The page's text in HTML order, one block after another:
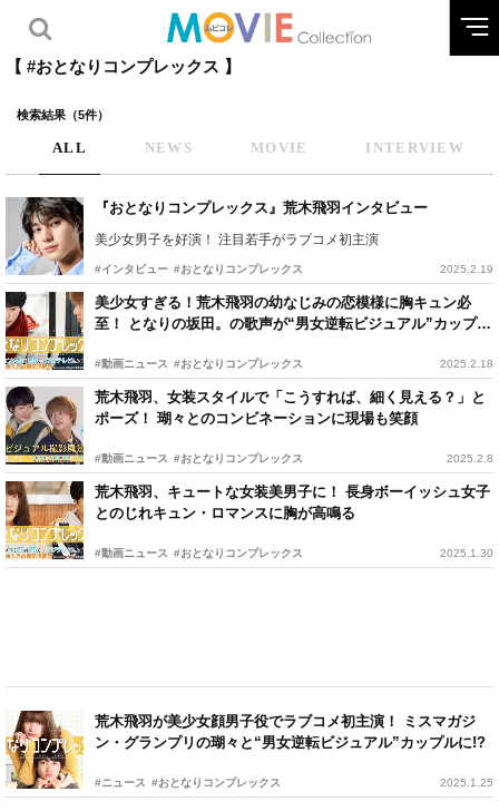
【 #おとなりコンプレックス 】
検索結果（5件）
ALL NEWS MOVIE INTERVIEW
『おとなりコンプレックス』荒木飛羽インタビュー
美少女男子を好演！ 注目若手がラブコメ初主演
#インタビュー #おとなりコンプレックス 2025.2.19
美少女すぎる！荒木飛羽の幼なじみの恋模様に胸キュン必
至！ となりの坂田。の歌声が“男女逆転ビジュアル”カップル
#動画ニュース #おとなりコンプレックス 2025.2.18
荒木飛羽、女装スタイルで「こうすれば、細く見える？」と
ポーズ！ 瑚々とのコンビネーションに現場も笑顔
#動画ニュース #おとなりコンプレックス 2025.2.8
荒木飛羽、キュートな女装美男子に！ 長身ボーイッシュ女子
とのじれキュン・ロマンスに胸が高鳴る
#動画ニュース #おとなりコンプレックス 2025.1.30
荒木飛羽が美少女顔男子役でラブコメ初主演！ ミスマガジ
ン・グランプリの瑚々と“男女逆転ビジュアル”カップルに!?
#ニュース #おとなりコンプレックス 2025.1.25